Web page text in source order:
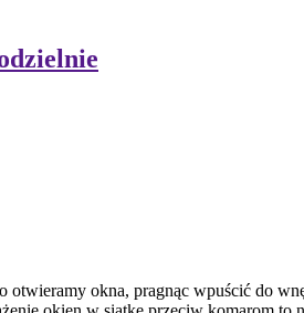
okna, pragnąc wpuścić do